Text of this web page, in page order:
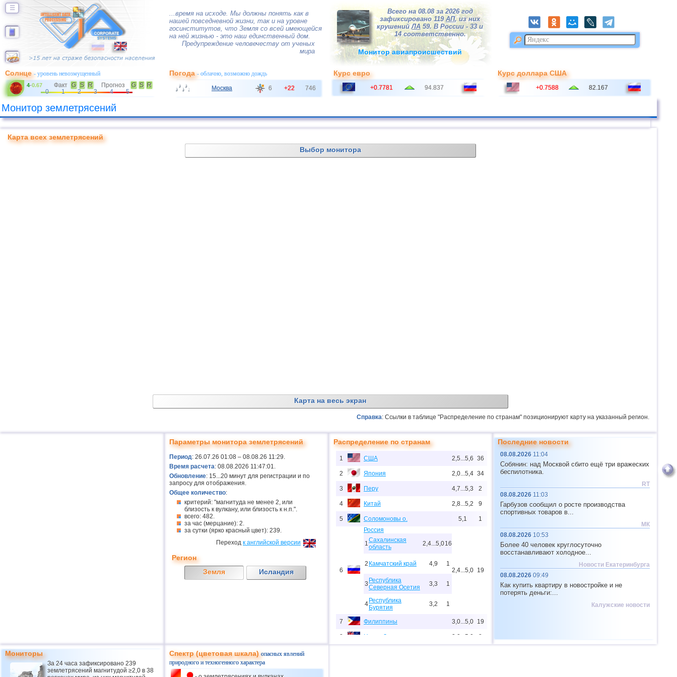
☰
...время на исходе. Мы должны понять как в
нашей повседневной жизни, так и на уровне
госинститутов, что Земля со всей имеющейся
на ней жизнью - это наш единственный дом.
Предупреждение человечеству от ученых
мира
Всего на 08.08 за 2026 год
зафиксировано 119 АП, из них
крушенийЛА 59. В России - 33 и
14 соответственно.
Монитор авиапроисшествий
Солнце- уровень невозмущенный
4-0.67 Факт G S R Прогноз G S
R
0
1 2 3 4 5
Погода- облачно, возможно дождь
Москва 6 +22 746
Курс евро
+0.7781 94.837
Курс доллара США
+0.7588 82.167
Монитор землетрясений
Карта всех землетрясений
Выбор монитора
Карта на весь экран
Справка: Ссылки в таблице "Распределение по странам" позиционируют карту на указанный регион.
Параметры монитора землетрясений
Период: 26.07.26 01:08 – 08.08.26 11:29.
Время расчета: 08.08.2026 11:47:01.
Обновление: 15...20 минут для регистрации и по
запросу для отображения.
Общее количество:
критерий: "магнитуда не менее 2, или
близость к вулкану, или близость к н.п.".
всего: 482.
за час (мерцание): 2.
за сутки (ярко красный цвет): 239.
Переход к английской версии
Регион
Земля
Исландия
Распределение по странам
1 США 2,5...5,6 36
2 Япония 2,0...5,4 34
3 Перу 4,7...5,3 2
4 Китай 2,8...5,2 9
5 Соломоновы о. 5,1 1
6
Россия
1Сахалинская
область
2,4...5,016
2 Камчатский край 4,9 1
3 Республика
Северная Осетия
3,3 1
4 Республика
Бурятия
3,2 1
2,4...5,0 19
7 Филиппины 3,0...5,0 19
8 Новая Зеландия 3,0...5,0 8
Последние новости
08.08.2026 11:04
Собянин: над Москвой сбито ещё три вражеских
беспилотника.
RT
08.08.2026 11:03
Гарбузов сообщил о росте производства
спортивных товаров в...
МК
08.08.2026 10:53
Более 40 человек круглосуточно
восстанавливают холодное...
Новости Екатеринбурга
08.08.2026 09:49
Как купить квартиру в новостройке и не
потерять деньги:...
Калужские новости
Мониторы
За 24 часа зафиксировано 239
землетрясений магнитудой ≥2,0 в 38
Спектр (цветовая шкала)опасных явлений
природного и техногенного характера